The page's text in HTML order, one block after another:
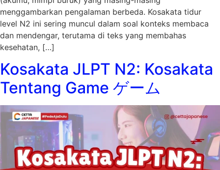
menggambarkan pengalaman berbeda. Kosakata tidur
level N2 ini sering muncul dalam soal konteks membaca
dan mendengar, terutama di teks yang membahas
kesehatan, […]
Kosakata JLPT N2: Kosakata
Tentang Game ゲーム